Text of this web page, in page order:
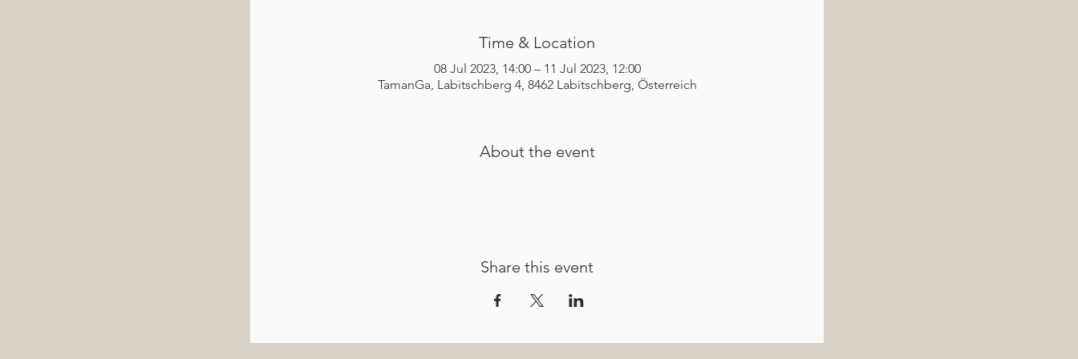
Time & Location
08 Jul 2023, 14:00 – 11 Jul 2023, 12:00
TamanGa, Labitschberg 4, 8462 Labitschberg, Österreich
About the event
Share this event